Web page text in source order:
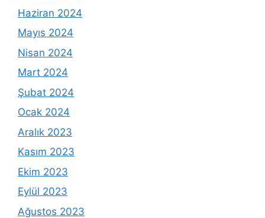
Haziran 2024
Mayıs 2024
Nisan 2024
Mart 2024
Şubat 2024
Ocak 2024
Aralık 2023
Kasım 2023
Ekim 2023
Eylül 2023
Ağustos 2023